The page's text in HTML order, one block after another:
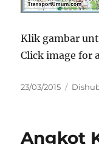
Klik gambar
Click image for
Posted
23/03/2015
Angkot